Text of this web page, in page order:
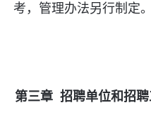
考，管理办法另行制定。
第三章 招聘单位和招